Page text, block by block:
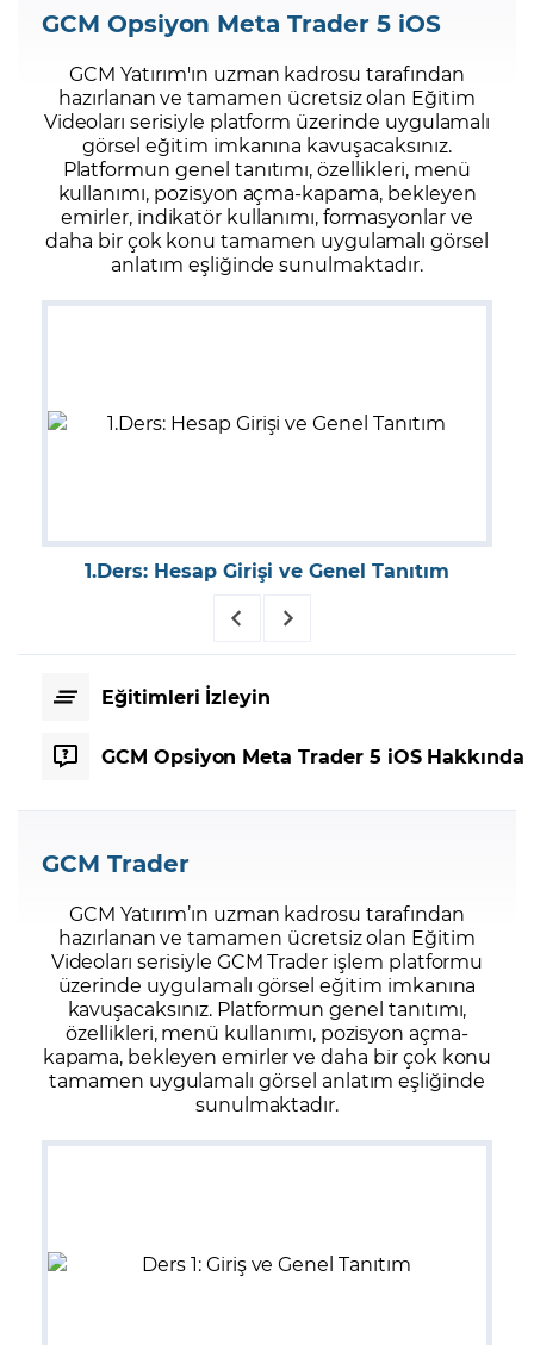
GCM Opsiyon Meta Trader 5 iOS
GCM Yatırım'ın uzman kadrosu tarafından
hazırlanan ve tamamen ücretsiz olan Eğitim
Videoları serisiyle platform üzerinde uygulamalı
görsel eğitim imkanına kavuşacaksınız.
Platformun genel tanıtımı, özellikleri, menü
kullanımı, pozisyon açma-kapama, bekleyen
emirler, indikatör kullanımı, formasyonlar ve
daha bir çok konu tamamen uygulamalı görsel
anlatım eşliğinde sunulmaktadır.
1.Ders: Hesap Girişi ve Genel Tanıtım
Eğitimleri İzleyin
GCM Opsiyon Meta Trader 5 iOS Hakkında
GCM Trader
GCM Yatırım’ın uzman kadrosu tarafından
hazırlanan ve tamamen ücretsiz olan Eğitim
Videoları serisiyle GCM Trader işlem platformu
üzerinde uygulamalı görsel eğitim imkanına
kavuşacaksınız. Platformun genel tanıtımı,
özellikleri, menü kullanımı, pozisyon açma-
kapama, bekleyen emirler ve daha bir çok konu
tamamen uygulamalı görsel anlatım eşliğinde
sunulmaktadır.